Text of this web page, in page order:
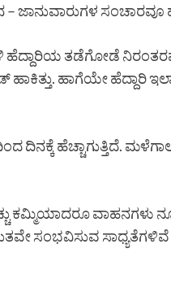
ಜಾನುವಾರುಗಳ ಸಂಚಾರವೂ
ತಡೆಗೋಡೆ
ಹಾಗೆಯೇ ಹೆದ್ದಾರಿ
ಹೆಚ್ಚಾಗುತ್ತಿದೆ.
ಕಮ್ಮಿಯಾದರೂ ವಾಹನಗಳು
ಸಂಭವಿಸುವ